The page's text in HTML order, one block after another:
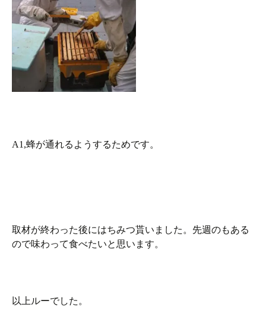
A1,蜂が通れるようするためです。
取材が終わった後にはちみつ貰いました。先週のもある
ので味わって食べたいと思います。
以上ルーでした。